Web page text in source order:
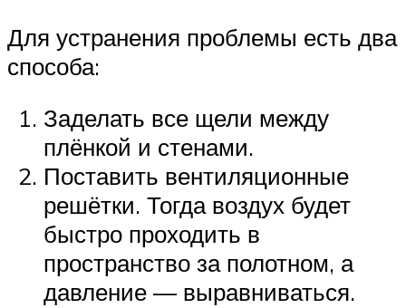
Для устранения проблемы есть два
способа:
Заделать все щели между
плёнкой и стенами.
Поставить вентиляционные
решётки. Тогда воздух будет
быстро проходить в
пространство за полотном, а
давление — выравниваться.